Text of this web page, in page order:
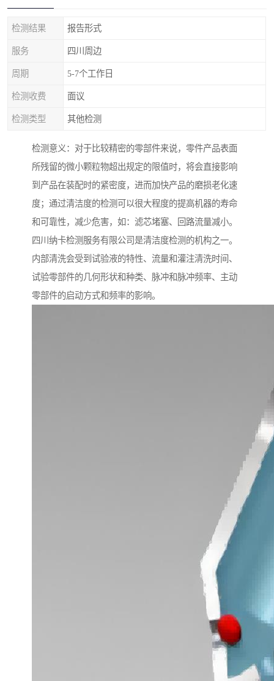
检测结果 报告形式
服务 四川周边
周期 5-7个工作日
检测收费 面议
检测类型 其他检测
检测意义：对于比较精密的零部件来说，零件产品表面
所残留的微小颗粒物超出规定的限值时，将会直接影响
到产品在装配时的紧密度，进而加快产品的磨损老化速
度；通过清洁度的检测可以很大程度的提高机器的寿命
和可靠性，减少危害，如：滤芯堵塞、回路流量减小。
四川纳卡检测服务有限公司是清洁度检测的机构之一。
内部清洗会受到试验液的特性、流量和灌注清洗时间、
试验零部件的几何形状和种类、脉冲和脉冲频率、主动
零部件的启动方式和频率的影响。